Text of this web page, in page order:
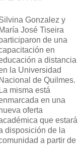
Gonzalez y
María José Tiseira
de una
en
a distancia
la Universidad
Nacional de Quilmes.
La misma está
en una
oferta
que estará
disposición de la
a partir de